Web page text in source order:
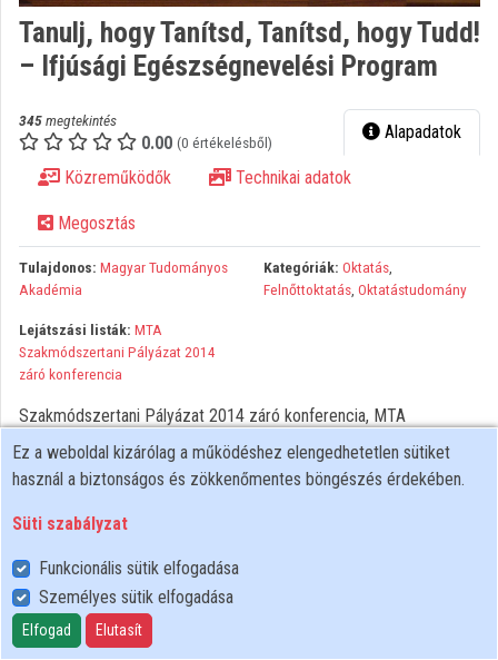
Kategóriák
Intézményi listák
Tanulj, hogy Tanítsd, Tanítsd, hogy Tudd!
– Ifjúsági Egészségnevelési Program
345megtekintés
0.00 (0 értékelésből) Alapadatok
Közreműködők Technikai adatok
Megosztás
Tulajdonos: Magyar Tudományos
Akadémia
Kategóriák: Oktatás,
Felnőttoktatás, Oktatástudomány
Lejátszási listák: MTA
Szakmódszertani Pályázat 2014
záró konferencia
Szakmódszertani Pályázat 2014 záró konferencia, MTA
Felhasználói szabályzat
Adatkezelési tájékoztató
Süti szabályzat
Ez a weboldal kizárólag a működéshez elengedhetetlen sütiket
használ a biztonságos és zökkenőmentes böngészés érdekében.
Süti szabályzat
Funkcionális sütik elfogadása
Személyes sütik elfogadása
Elfogad Elutasít